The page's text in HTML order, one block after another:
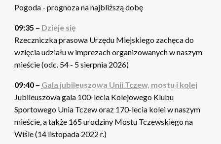
Pogoda - prognoza na najbliższą dobę
09:35 – Dzieje się
Rzeczniczka prasowa Urzędu Miejskiego zachęca do
wzięcia udziału w imprezach organizowanych w naszym
mieście (odc. 54 - 5 sierpnia 2026)
09:40 – Gala jubileuszowa Unii Tczew, mostu i kolei
Jubileuszowa gala 100-lecia Kolejowego Klubu
Sportowego Unia Tczew oraz 170-lecia kolei w naszym
mieście, a także 165 urodziny Mostu Tczewskiego na
Wiśle (14 listopada 2022 r.)